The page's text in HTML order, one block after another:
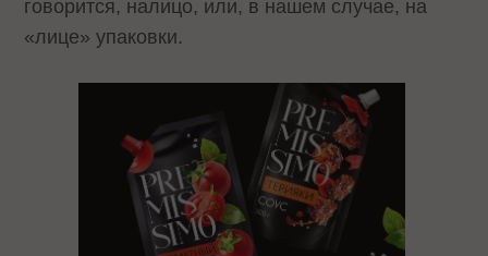
говорится, налицо, или, в нашем случае, на
«лице» упаковки.